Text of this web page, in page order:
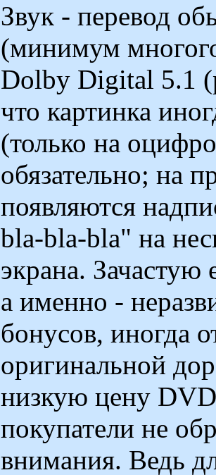
Звук - перевод
(минимум
Dolby Digital 5.1
что картинка
(только на
обязательно; на
появляются
bla-bla-bla" на
экрана. Зачастую
а именно -
бонусов, иногда
оригинальной
низкую цену
покупатели не
внимания. Ведь